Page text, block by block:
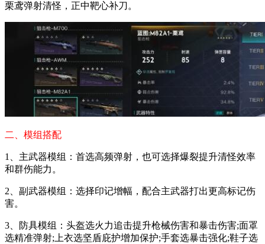
栗鸢弹射清怪，正中靶心补刀。
二、模组搭配
1、主武器模组：首选高频弹射，也可选择爆裂提升清怪效率
和群伤能力。
2、副武器模组：选择印记增幅，配合主武器打出更高标记伤
害。
3、防具模组：头盔选火力追击提升枪械伤害和暴击伤害;面罩
选精准弹射;上衣选坚盾庇护增加保护;手套选暴击强化;鞋子选